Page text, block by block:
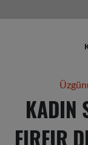
KADIN
FIRFIR